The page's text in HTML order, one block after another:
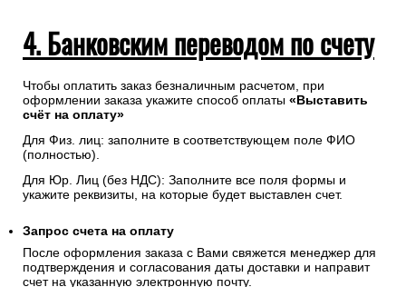
4. Банковским переводом по счету
Чтобы оплатить заказ безналичным расчетом, при
оформлении заказа укажите способ оплаты «Выставить
счёт на оплату»
Для Физ. лиц: заполните в соответствующем поле ФИО
(полностью).
Для Юр. Лиц (без НДС): Заполните все поля формы и
укажите реквизиты, на которые будет выставлен счет.
Запрос счета на оплату
После оформления заказа с Вами свяжется менеджер для
подтверждения и согласования даты доставки и направит
счет на указанную электронную почту.